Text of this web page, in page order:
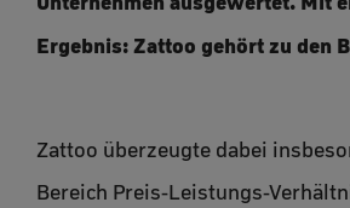
Ergebnis: Zattoo gehört zu den
Zattoo überzeugte dabei
Bereich Preis-Leistungs-